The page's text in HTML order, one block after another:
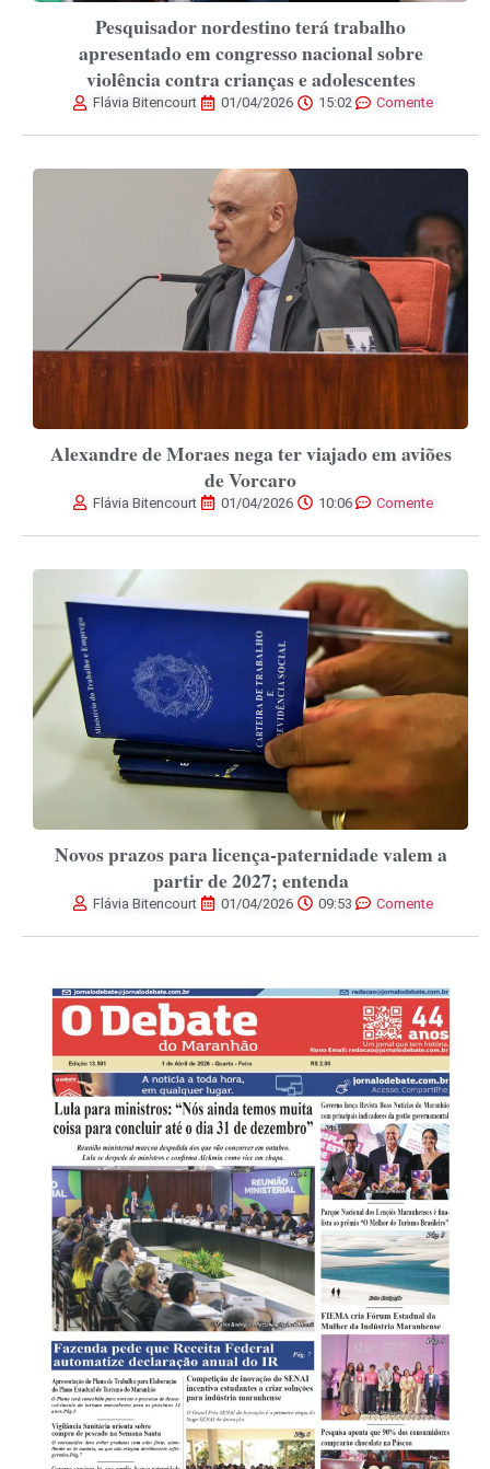
Pesquisador nordestino terá trabalho
apresentado em congresso nacional sobre
violência contra crianças e adolescentes
Flávia Bitencourt 01/04/2026 15:02 Comente
Alexandre de Moraes nega ter viajado em aviões
de Vorcaro
Flávia Bitencourt 01/04/2026 10:06 Comente
Novos prazos para licença-paternidade valem a
partir de 2027; entenda
Flávia Bitencourt 01/04/2026 09:53 Comente